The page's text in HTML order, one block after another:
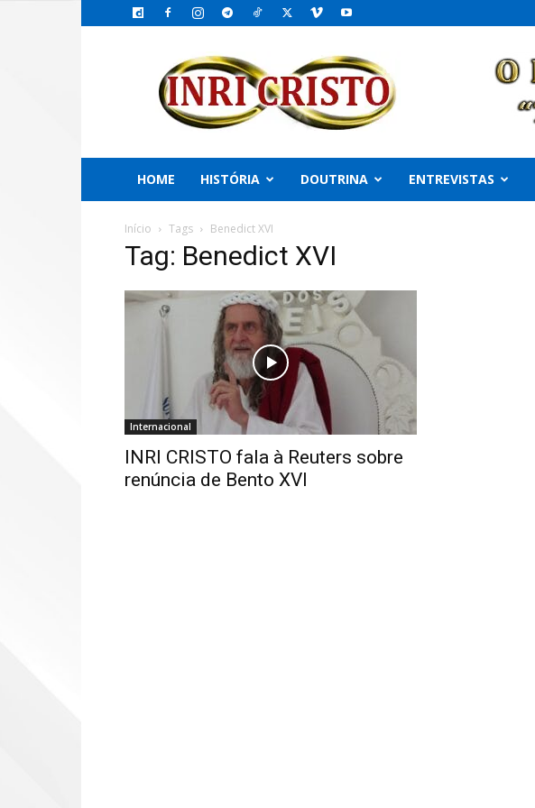
INRI
CRISTO,
Emissário
PAI
HOME
HISTÓRIA DOUTRINA ENTREVISTAS
Início Tags Benedict XVI
Tag: Benedict XVI
Internacional
INRI CRISTO fala à Reuters sobre
renúncia de Bento XVI